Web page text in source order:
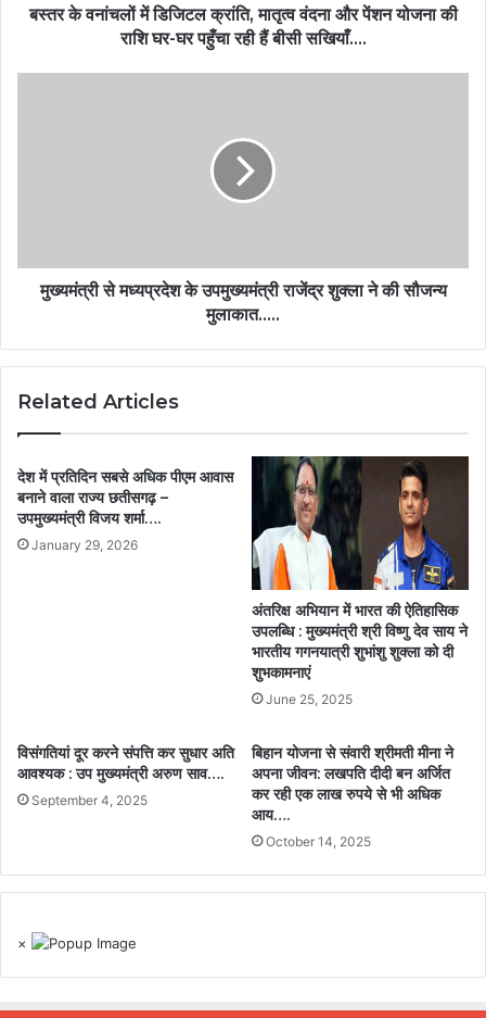
बस्तर के वनांचलों में डिजिटल क्रांति, मातृत्व वंदना और पेंशन योजना की
राशि घर-घर पहुँचा रही हैं बीसी सखियाँ….
मुख्यमंत्री से मध्यप्रदेश के उपमुख्यमंत्री राजेंद्र शुक्ला ने की सौजन्य
मुलाकात…..
Related Articles
देश में प्रतिदिन सबसे अधिक पीएम आवास
बनाने वाला राज्य छतीसगढ़ –
उपमुख्यमंत्री विजय शर्मा….
January 29, 2026
अंतरिक्ष अभियान में भारत की ऐतिहासिक
उपलब्धि : मुख्यमंत्री श्री विष्णु देव साय ने
भारतीय गगनयात्री शुभांशु शुक्ला को दी
शुभकामनाएं
June 25, 2025
विसंगतियां दूर करने संपत्ति कर सुधार अति
आवश्यक : उप मुख्यमंत्री अरुण साव….
September 4, 2025
बिहान योजना से संवारी श्रीमती मीना ने
अपना जीवन: लखपति दीदी बन अर्जित
कर रही एक लाख रुपये से भी अधिक
आय….
October 14, 2025
×